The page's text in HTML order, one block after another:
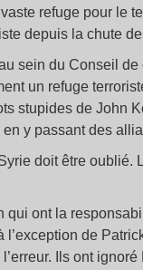
refuge pour le
depuis la chute
sein du Conseil
un refuge
stupides de John
y passant des
doit être oublié.
ont la
de
Ils ont